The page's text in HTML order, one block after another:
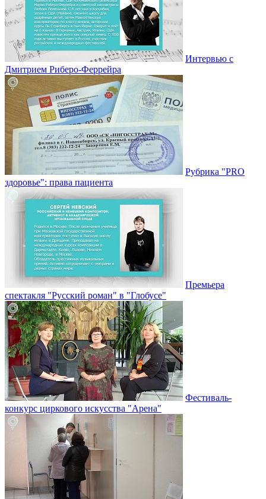
Интервью с
Дмитрием Риберо-Феррейра
Рубрика "PRO
здоровье": права пациента
Премьера
спектакля "Русский роман" в "Глобусе"
Фестиваль-
конкурс циркового искусства "Арена"